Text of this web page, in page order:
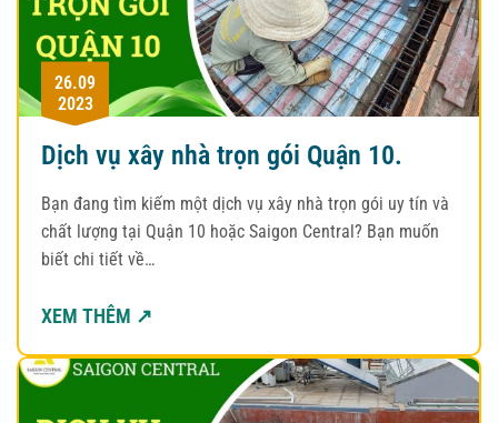
26.09
2023
Dịch vụ xây nhà trọn gói Quận 10.
Bạn đang tìm kiếm một dịch vụ xây nhà trọn gói uy tín và
chất lượng tại Quận 10 hoặc Saigon Central? Bạn muốn
biết chi tiết về…
XEM THÊM ↗